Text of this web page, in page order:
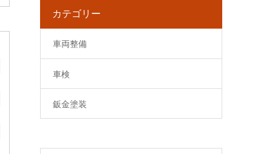
カテゴリー
車両整備
車検
鈑金塗装